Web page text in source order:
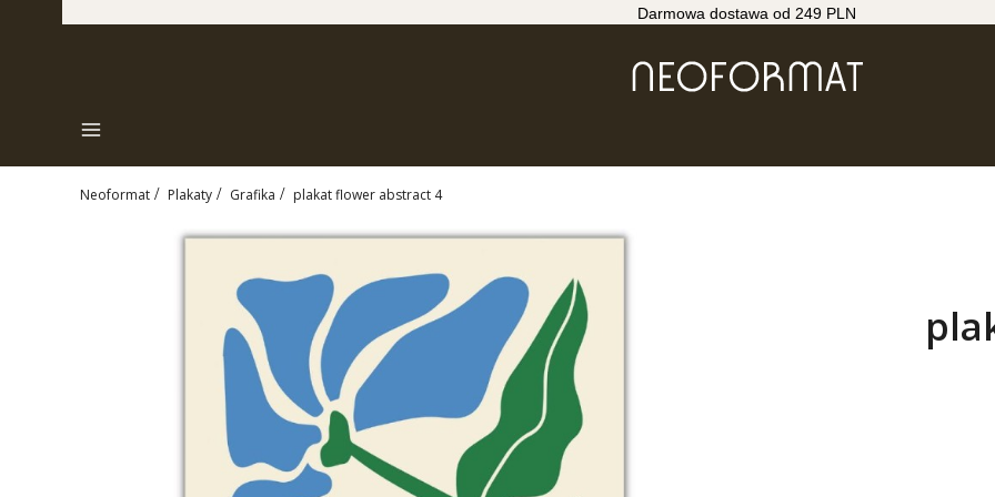
Darmowa dostawa od 249 PLN
Menu
Neoformat Plakaty Grafika plakat flower abstract 4